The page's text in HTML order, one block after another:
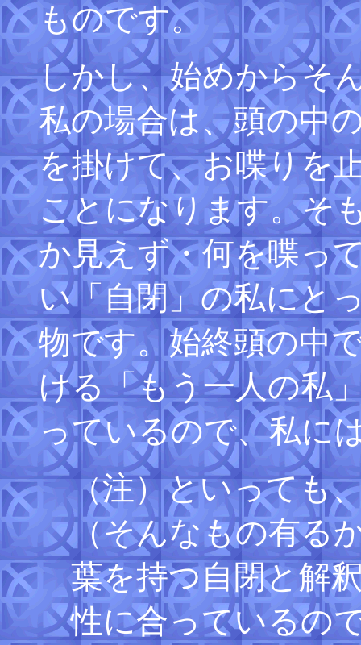
ものです。
しかし、始めからそ
私の場合は、頭の中
を掛けて、お喋りを
ことになります。そ
か見えず・何を喋っ
い「自閉」の私にと
物です。始終頭の中
ける「もう一人の私
っているので、私に
（注）といっても
（そんなもの有る
葉を持つ自閉と解
性に合っているの